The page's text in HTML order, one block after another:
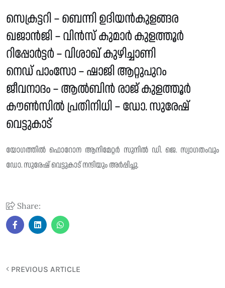
സെക്രട്ടറി – ബെന്നി ഉദിയൻകുളങ്ങര
ഖജാൻജി – വിൻസ് കുമാർ കുളത്തൂർ
റിപ്പോർട്ടർ – വിശാഖ് കുഴിച്ചാണി
നെഡ് പാംസോ – ഷാജി ആറ്റുപുറം
ജീവനാദം – ആൽബിൻ രാജ് കുളത്തൂർ
കൗൺസിൽ പ്രതിനിധി – ഡോ. സുരേഷ്
വെട്ടുകാട്
യോഗത്തിൽ ഫൊറോന ആനിമേറ്റർ സുനിൽ ഡി. ജെ. സ്വാഗതംവും
ഡോ. സുരേഷ് വെട്ടുകാട് നന്ദിയും അർപ്പിച്ചു.
Share:
PREVIOUS ARTICLE